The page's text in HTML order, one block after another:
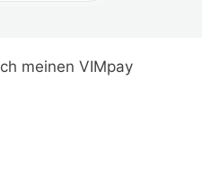
meinen VIMpay